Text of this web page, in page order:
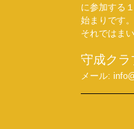
に参加する
始まりです
それではま
守成ク
メール: